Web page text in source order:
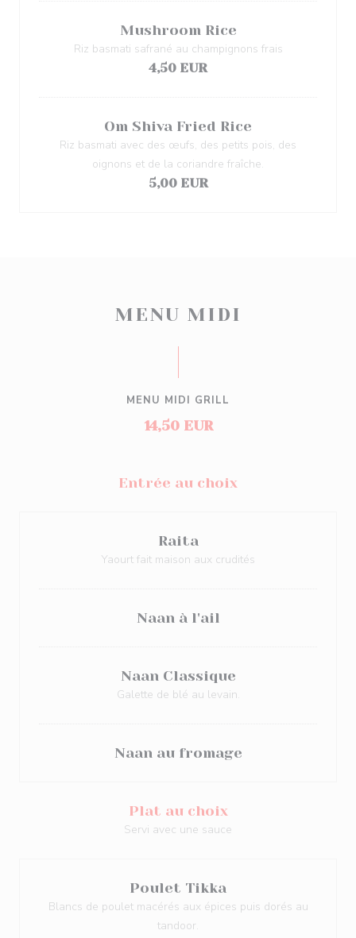
Mushroom Rice
Riz basmati safrané au champignons frais
4,50 EUR
Om Shiva Fried Rice
Riz basmati avec des œufs, des petits pois, des
oignons et de la coriandre fraîche.
5,00 EUR
MENU MIDI
MENU MIDI GRILL
14,50 EUR
Entrée au choix
Raita
Yaourt fait maison aux crudités
Naan à l'ail
Naan Classique
Galette de blé au levain.
Naan au fromage
Plat au choix
Servi avec une sauce
Poulet Tikka
Blancs de poulet macérés aux épices puis dorés au
tandoor.